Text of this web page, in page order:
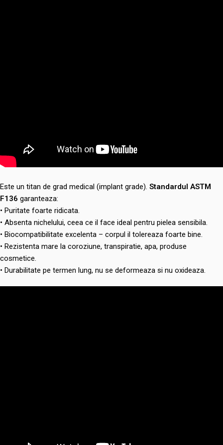
Este un titan de grad medical (implant grade). Standardul ASTM
F136 garanteaza:
• Puritate foarte ridicata.
• Absenta nichelului, ceea ce il face ideal pentru pielea sensibila.
• Biocompatibilitate excelenta – corpul il tolereaza foarte bine.
• Rezistenta mare la coroziune, transpiratie, apa, produse
cosmetice.
• Durabilitate pe termen lung, nu se deformeaza si nu oxideaza.